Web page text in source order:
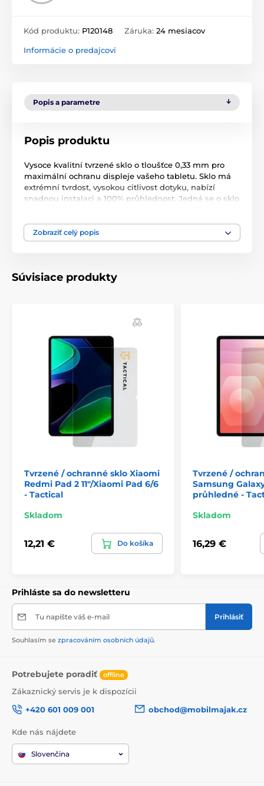
Kód produktu: P120148 Záruka: 24 mesiacov
Informácie o predajcovi
Popis a parametre
Popis produktu
Vysoce kvalitní tvrzené sklo o tloušťce 0,33 mm pro
maximální ochranu displeje vašeho tabletu. Sklo má
extrémní tvrdost, vysokou citlivost dotyku, nabízí
snadnou instalaci a 100% průhlednost. Jedná se o sklo
představuje jedinečné řešení jak ochránit displej
tabletu před poškrábáním, nečistotami, otisky prstů
- ochranné tvrzené sklo pro tablet
- tloušťka: 0,33 mm
- 100% průhlednost
- oleofóbní struktura
- vysoká citlivost dotyku
- vyrobeno přesně na míru daného zařízení
- velmi dobře se čistí
- maximální ochrana displeje
- snadná instalace
Zobraziť celý popis
Súvisiace produkty
Tvrzené / ochranné sklo Xiaomi
Redmi Pad 2 11"/Xiaomi Pad 6/6
- Tactical
Skladom
12,21 € Do košíka
Tvrzené /
Samsung Galaxy
průhledné -
Skladom
16,29 €
Prihláste sa do newsletteru
Tu napíšte váš e-mail Prihlásiť
Souhlasím se zpracováním osobních údajů.
Potrebujete poradiť offline
Zákaznický servis je k dispozícii
+420 601 009 001
obchod@mobilmajak.cz
Kde nás nájdete
Slovenčina